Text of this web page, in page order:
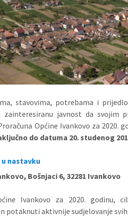
stavovima, potrebama i
javnost da svojim
Općine Ivankovo za 2020.
do datuma 20. studenog
u nastavku
Bošnjaci 6, 32281 Ivankovo
Ivankovo za 2020.
potaknuti aktivnije sudjelovanje